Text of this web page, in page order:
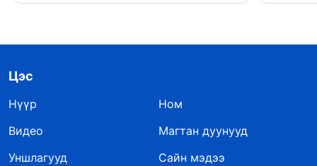
Цэс
Нүүр
Ном
Видео
Магтан дуунууд
Уншлагууд
Сайн мэдээ